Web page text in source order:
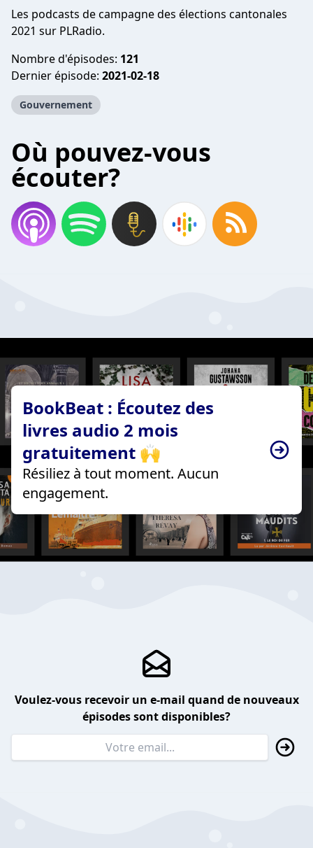
Les podcasts de campagne des élections cantonales
2021 sur PLRadio.
Nombre d'épisodes: 121
Dernier épisode: 2021-02-18
Gouvernement
Où pouvez-vous
écouter?
BookBeat : Écoutez des
livres audio 2 mois
gratuitement 🙌
Résiliez à tout moment. Aucun
engagement.
Voulez-vous recevoir un e-mail quand de nouveaux
épisodes sont disponibles?